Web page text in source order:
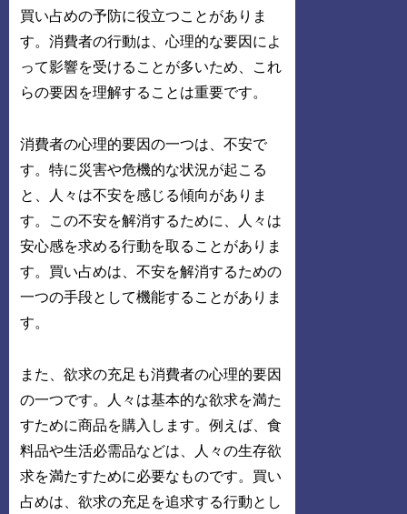
買い占めの予防に役立つことがありま
す。消費者の行動は、心理的な要因によ
って影響を受けることが多いため、これ
らの要因を理解することは重要です。
消費者の心理的要因の一つは、不安で
す。特に災害や危機的な状況が起こる
と、人々は不安を感じる傾向がありま
す。この不安を解消するために、人々は
安心感を求める行動を取ることがありま
す。買い占めは、不安を解消するための
一つの手段として機能することがありま
す。
また、欲求の充足も消費者の心理的要因
の一つです。人々は基本的な欲求を満た
すために商品を購入します。例えば、食
料品や生活必需品などは、人々の生存欲
求を満たすために必要なものです。買い
占めは、欲求の充足を追求する行動とし